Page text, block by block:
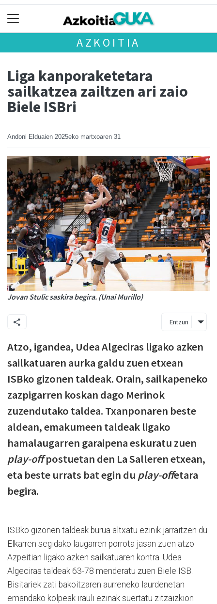
AZKOITIA
Liga kanporaketetara
sailkatzea zailtzen ari zaio
Biele ISBri
Andoni Elduaien 2025eko martxoaren 31
Jovan Stulic saskira begira. (Unai Murillo)
Entzun
Atzo, igandea, Udea Algeciras ligako azken
sailkatuaren aurka galdu zuen etxean
ISBko gizonen taldeak. Orain, sailkapeneko
zazpigarren koskan dago Merinok
zuzendutako taldea. Txanponaren beste
aldean, emakumeen taldeak ligako
hamalaugarren garaipena eskuratu zuen
play-offpostuetan den La Salleren etxean,
eta beste urrats bat egin du play-offetara
begira.
ISBko gizonen taldeak burua altxatu ezinik jarraitzen du.
Elkarren segidako laugarren porrota jasan zuen atzo
Azpeitian ligako azken sailkatuaren kontra. Udea
Algeciras taldeak 63-78 menderatu zuen Biele ISB.
Bisitariek zati bakoitzaren aurreneko laurdenetan
emandako kolpeak irauli ezinak suertatu zitzaizkion